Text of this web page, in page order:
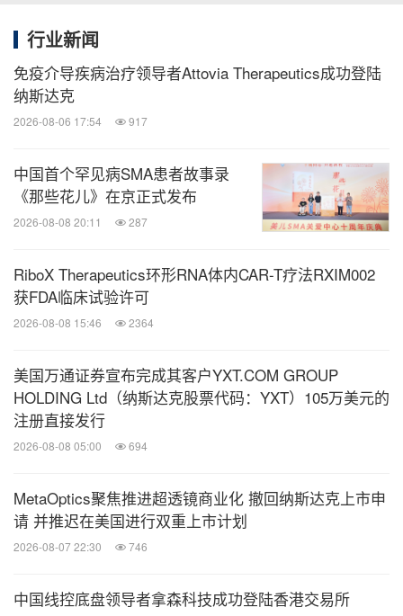
行业新闻
免疫介导疾病治疗领导者Attovia Therapeutics成功登陆
纳斯达克
2026-08-06 17:54 917
中国首个罕见病SMA患者故事录
《那些花儿》在京正式发布
2026-08-08 20:11 287
RiboX Therapeutics环形RNA体内CAR-T疗法RXIM002
获FDA临床试验许可
2026-08-08 15:46 2364
美国万通证券宣布完成其客户YXT.COM GROUP
HOLDING Ltd（纳斯达克股票代码：YXT）105万美元的
注册直接发行
2026-08-08 05:00 694
MetaOptics聚焦推进超透镜商业化 撤回纳斯达克上市申
请 并推迟在美国进行双重上市计划
2026-08-07 22:30 746
中国线控底盘领导者拿森科技成功登陆香港交易所